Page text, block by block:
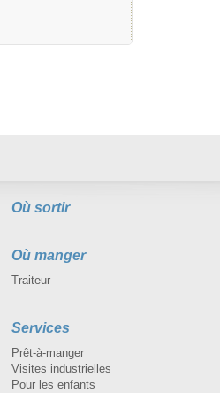
Où sortir
Où manger
Traiteur
Services
Prêt-à-manger
Visites industrielles
Pour les enfants